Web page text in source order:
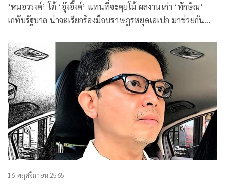
‘หมอวรงค์’ โต้ ‘อุ๊งอิ๊งค์’ แทนที่จะคุยโม้ ผลงานเก่า ‘ทักษิณ’
เกทับรัฐบาล น่าจะเรียกร้องม็อบราษฎรหยุดเอเปก มาช่วยกัน
ข้าวภาคสอง’ ทำเป็นลืม
16 พฤศจิกายน 2565